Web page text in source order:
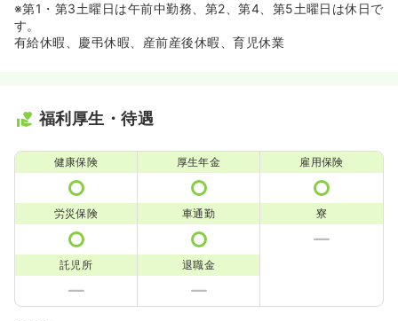
※第1・第3土曜日は午前中勤務、第2、第4、第5土曜日は休日で
す。
有給休暇、慶弔休暇、産前産後休暇、育児休業
福利厚生・待遇
健康保険 厚生年金 雇用保険
労災保険 車通勤 寮
託児所 退職金